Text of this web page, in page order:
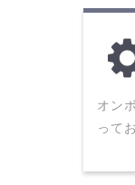
オン
って